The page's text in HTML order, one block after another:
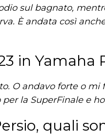
sul bagnato,
È andata così
in Yamaha
O andavo forte o mi
la SuperFinale e ho
quali